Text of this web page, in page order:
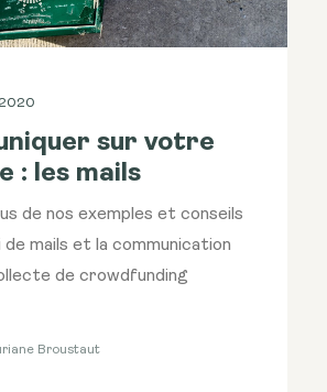
2020
sur votre
: les mails
de nos exemples et conseils
de mails et la communication
de crowdfunding
Broustaut